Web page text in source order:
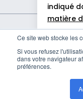
Ce site web stocke les
Si vous refusez
dans votre navigateur
préférences.
Mentions légales
Déclaration
Politique de
indiqué
matière